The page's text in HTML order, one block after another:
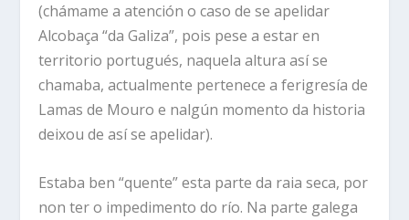
(chámame a atención o caso de se apelidar
Alcobaça “da Galiza”, pois pese a estar en
territorio portugués, naquela altura así se
chamaba, actualmente pertenece a ferigresía de
Lamas de Mouro e nalgún momento da historia
deixou de así se apelidar).
Estaba ben “quente” esta parte da raia seca, por
non ter o impedimento do río. Na parte galega